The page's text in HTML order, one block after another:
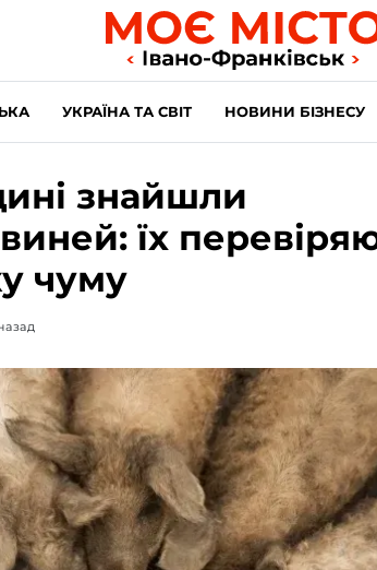
УКРАЇНА ТА СВІТ НОВИНИ БІЗНЕСУ
знайшли
їх
чуму